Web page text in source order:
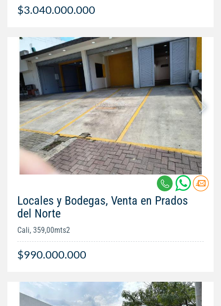
$3.040.000.000
Locales y Bodegas, Venta en Prados
del Norte
Cali, 359,00mts2
$990.000.000